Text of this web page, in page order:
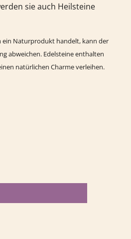
sie auch Heilsteine
ein Naturprodukt handelt, kann der
abweichen. Edelsteine enthalten
natürlichen Charme verleihen.